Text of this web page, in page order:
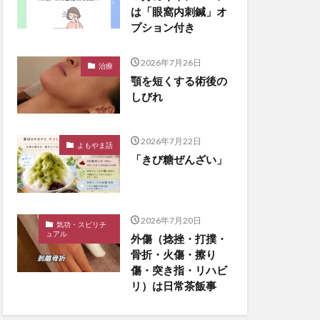
は「眼窩内刺鍼」オ
プション付き
治療 2026年7月26日
顎を短くする術後の
しびれ
よもやま話 2026年7月22日
「きび糖ぜんざい」
気功・スピリチ
ュアル
2026年7月20日
外傷（捻挫・打撲・
骨折・火傷・擦り
傷・突き指・リハビ
リ）は日常茶飯事